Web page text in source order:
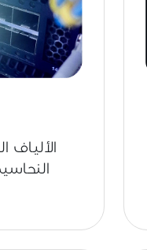
الألياف